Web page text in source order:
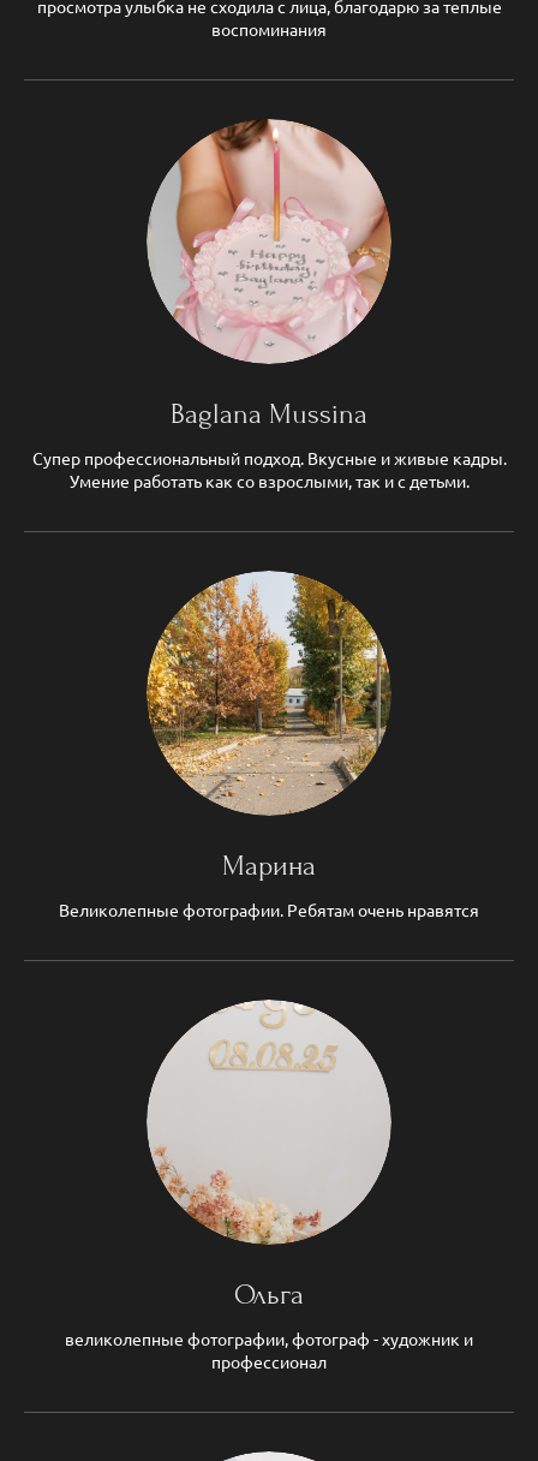
просмотра улыбка не сходила с лица, благодарю за теплые
воспоминания
Baglana Mussina
Супер профессиональный подход. Вкусные и живые кадры.
Умение работать как со взрослыми, так и с детьми.
Марина
Великолепные фотографии. Ребятам очень нравятся
Ольга
великолепные фотографии, фотограф - художник и
профессионал